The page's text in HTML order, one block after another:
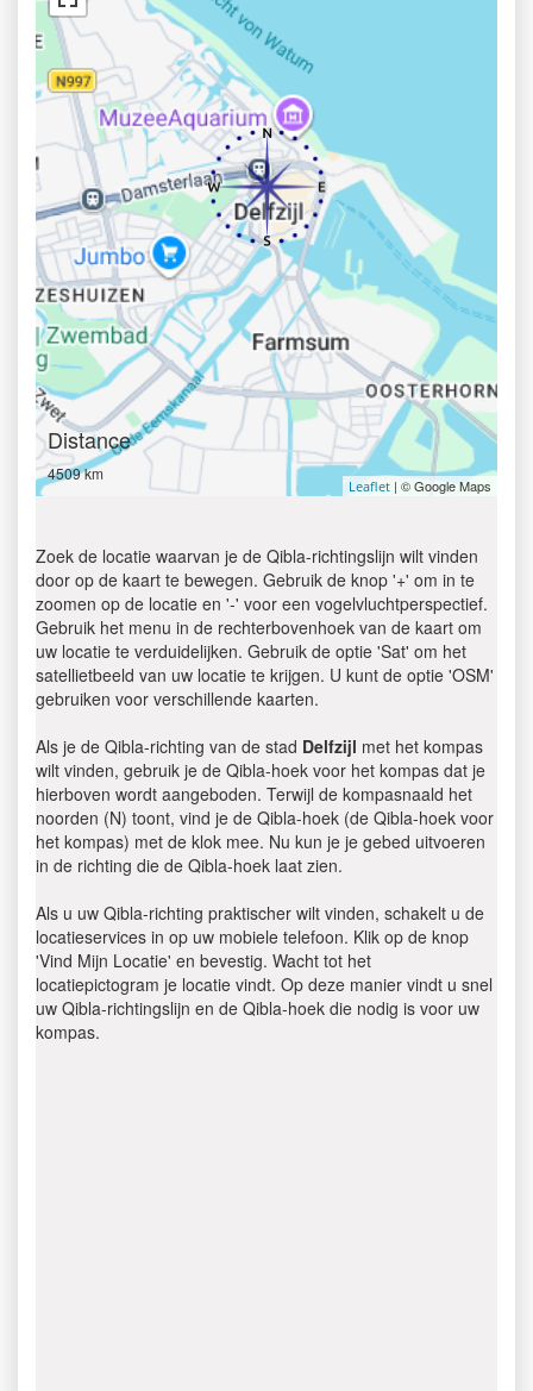
Distance
4509 km
Leaflet | © Google Maps
Zoek de locatie waarvan je de Qibla-richtingslijn wilt vinden
door op de kaart te bewegen. Gebruik de knop '+' om in te
zoomen op de locatie en '-' voor een vogelvluchtperspectief.
Gebruik het menu in de rechterbovenhoek van de kaart om
uw locatie te verduidelijken. Gebruik de optie 'Sat' om het
satellietbeeld van uw locatie te krijgen. U kunt de optie 'OSM'
gebruiken voor verschillende kaarten.
Als je de Qibla-richting van de stad Delfzijl met het kompas
wilt vinden, gebruik je de Qibla-hoek voor het kompas dat je
hierboven wordt aangeboden. Terwijl de kompasnaald het
noorden (N) toont, vind je de Qibla-hoek (de Qibla-hoek voor
het kompas) met de klok mee. Nu kun je je gebed uitvoeren
in de richting die de Qibla-hoek laat zien.
Als u uw Qibla-richting praktischer wilt vinden, schakelt u de
locatieservices in op uw mobiele telefoon. Klik op de knop
'Vind Mijn Locatie' en bevestig. Wacht tot het
locatiepictogram je locatie vindt. Op deze manier vindt u snel
uw Qibla-richtingslijn en de Qibla-hoek die nodig is voor uw
kompas.